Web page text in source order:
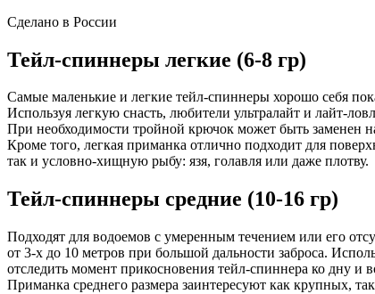
Сделано в России
Тейл-спиннеры легкие (6-8 гр)
Самые маленькие и легкие тейл-спиннеры хорошо себя
Используя легкую снасть, любители ультралайт и лайт-
При необходимости тройной крючок может быть заменен
Кроме того, легкая приманка отлично подходит для
так и условно-хищную рыбу: язя, голавля или даже плотву.
Тейл-спиннеры средние (10-16 гр)
Подходят для водоемов с умеренным течением или его
от 3-х до 10 метров при большой дальности заброса.
отследить момент прикосновения тейл-спиннера ко дну и
Приманка среднего размера заинтересуют как крупных,